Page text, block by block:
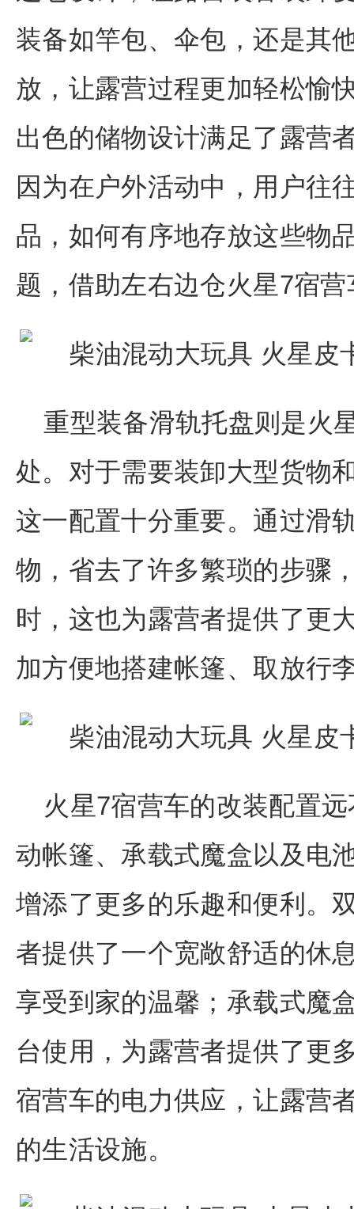
装备如竿包、伞包，还是其
放，让露营过程更加轻松愉
出色的储物设计满足了露营
因为在户外活动中，用户往
品，如何有序地存放这些物
题，借助左右边仓火星7宿
重型装备滑轨托盘则是火
处。对于需要装卸大型货物
这一配置十分重要。通过滑
物，省去了许多繁琐的步骤
时，这也为露营者提供了更
加方便地搭建帐篷、取放行
火星7宿营车的改装配置
动帐篷、承载式魔盒以及电
增添了更多的乐趣和便利。
者提供了一个宽敞舒适的休
享受到家的温馨；承载式魔
台使用，为露营者提供了更
宿营车的电力供应，让露营
的生活设施。